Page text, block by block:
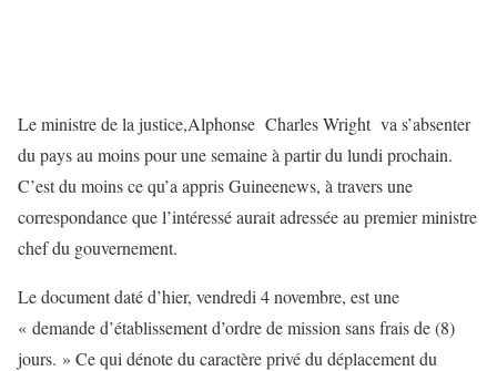
Le ministre de la justice,Alphonse Charles Wright va s’absenter
du pays au moins pour une semaineà partir du lundi prochain.
C’est du moins ce qu’a appris Guineenews, à travers une
correspondance que l’intéressé aurait adressée au premier ministre
chef du gouvernement.
Le document daté d’hier, vendredi 4 novembre, est une
« demande d’établissement d’ordre de mission sans frais de (8)
jours. » Ce qui dénote du caractère privé du déplacement du